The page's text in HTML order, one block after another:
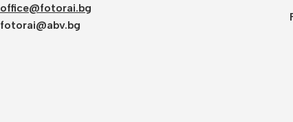
office@fotorai.bg
fotorai@abv.bg